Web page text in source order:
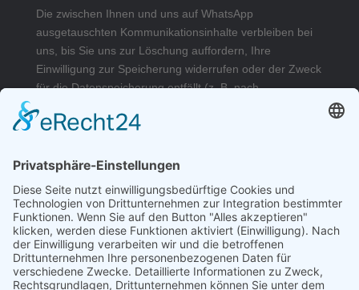
Die zwischen Ihnen und uns auf WhatsApp
ausgetauschten Kommunikationsinhalte verbleiben bei
uns, bis Sie uns zur Löschung auffordern, Ihre
Einwilligung zur Speicherung widerrufen oder der Zweck
für die Datenspeicherung entfällt (z. B. nach
Zwingende gesetzliche Bestimmungen – insbesondere
Das Unternehmen verfügt über eine Zertifizierung nach
dem „EU-US Data Privacy Framework“ (DPF). Der DPF
ist ein Übereinkommen zwischen der Europäischen
Union und den USA, der die Einhaltung europäischer
Datenschutzstandards bei Datenverarbeitungen in den
USA gewährleisten soll. Jedes nach dem DPF
zertifizierte Unternehmen verpflichtet sich, diese